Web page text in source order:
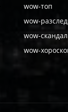
wow-топ
wow-
wow-скандал
wow-